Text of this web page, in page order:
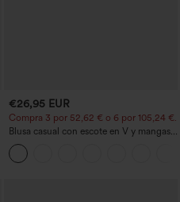
€26,95 EUR
Compra 3 por 52,62 € o 6 por 105,24 €.
Blusa casual con escote en V y mangas
cortas abullonadas